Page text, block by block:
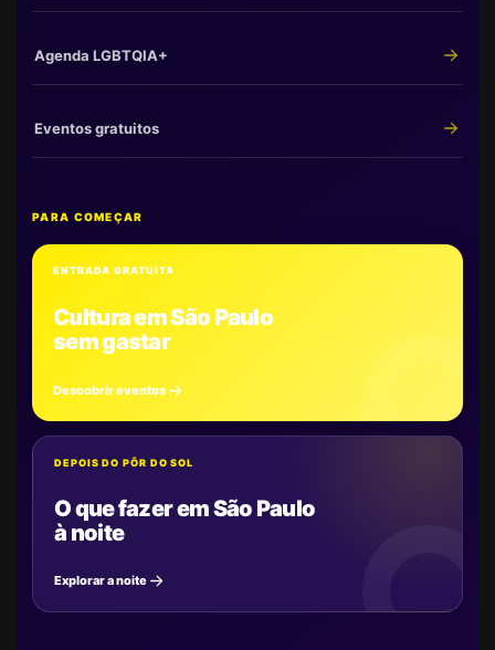
Agenda LGBTQIA+
Eventos gratuitos
PARA COMEÇAR
ENTRADA GRATUITA
Cultura em São Paulo
sem gastar
Descobrir eventos
DEPOIS DO PÔR DO SOL
O que fazer em São Paulo
à noite
Explorar a noite